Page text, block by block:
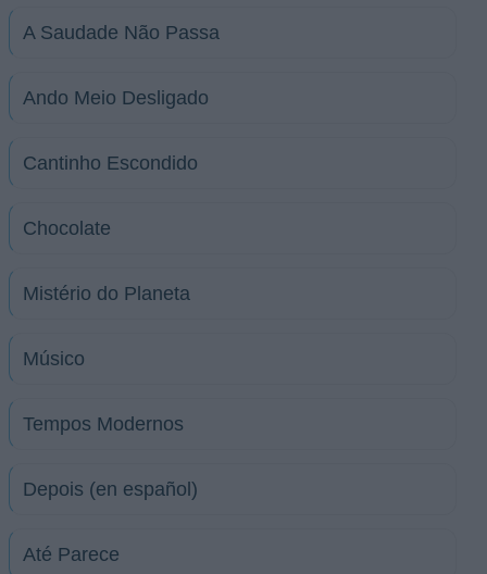
A Saudade Não Passa
Ando Meio Desligado
Cantinho Escondido
Chocolate
Mistério do Planeta
Músico
Tempos Modernos
Depois (en español)
Até Parece